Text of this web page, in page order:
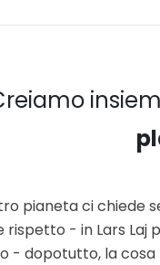
pianeta ci chiede
rispetto - in Lars Laj
- dopotutto, la